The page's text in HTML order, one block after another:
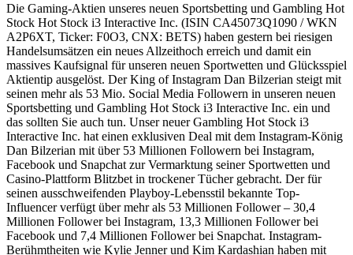
Die Gaming-Aktien unseres neuen Sportsbetting und Gambling Hot
Stock Hot Stock i3 Interactive Inc. (ISIN CA45073Q1090 / WKN
A2P6XT, Ticker: F0O3, CNX: BETS) haben gestern bei riesigen
Handelsumsätzen ein neues Allzeithoch erreich und damit ein
massives Kaufsignal für unseren neuen Sportwetten und Glücksspiel
Aktientip ausgelöst. Der King of Instagram Dan Bilzerian steigt mit
seinen mehr als 53 Mio. Social Media Followern in unseren neuen
Sportsbetting und Gambling Hot Stock i3 Interactive Inc. ein und
das sollten Sie auch tun. Unser neuer Gambling Hot Stock i3
Interactive Inc. hat einen exklusiven Deal mit dem Instagram-König
Dan Bilzerian mit über 53 Millionen Followern bei Instagram,
Facebook und Snapchat zur Vermarktung seiner Sportwetten und
Casino-Plattform Blitzbet in trockener Tücher gebracht. Der für
seinen ausschweifenden Playboy-Lebensstil bekannte Top-
Influencer verfügt über mehr als 53 Millionen Follower – 30,4
Millionen Follower bei Instagram, 13,3 Millionen Follower bei
Facebook und 7,4 Millionen Follower bei Snapchat. Instagram-
Berühmtheiten wie Kylie Jenner und Kim Kardashian haben mit